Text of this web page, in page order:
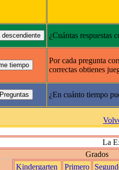
¿Cuántas respuestas
Por cada pregunta
correctas obtienes
¿En cuánto tiempo
La
Grados
Kindergarten
Primero